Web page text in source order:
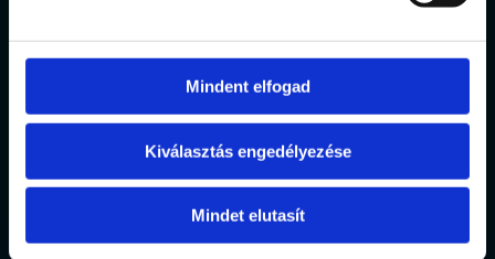
Mindent elfogad
Kiválasztás engedélyezése
Mindet elutasít
Data protection | Terms of Use